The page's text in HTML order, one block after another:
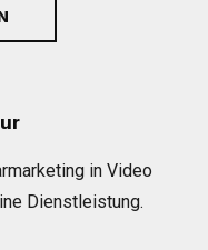
in Video
Dienst­leis­tung.